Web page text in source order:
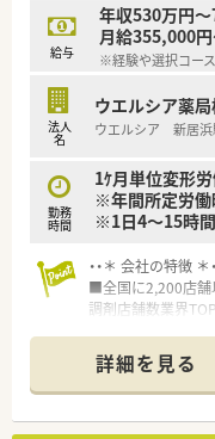
【求人情報について
■正社員として雇
の提示が可能とな
られる給与体系が
■昇給は年1回、賞
給与
年収530万円
月給355,000
※経験や選択コー
法人
名
ウエルシア薬
ウエルシア 新居浜
勤務
時間
1ｹ月単位変形
※年間所定労
※1日4～15時間
・・＊ 会社の特徴 ＊
■全国に2,200店舗
調剤店舗数業界TOP
頑張り次第で高給与
■経験や勤務コー
半スタートと業界
■職種や職域に合
詳細を見る